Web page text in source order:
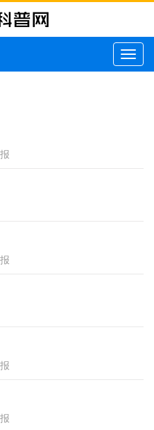
切
换